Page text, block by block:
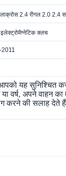
2.4 रीगल 2.0 2.4
क्लच
यह सुनिश्चित
वर्ष, अपने वाहन
करने की सलाह देते